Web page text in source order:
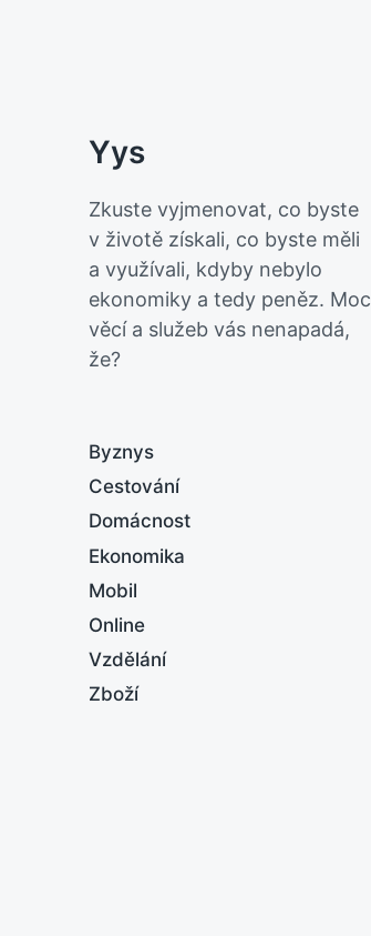
Yys
Zkuste vyjmenovat, co byste
v životě získali, co byste měli
a využívali, kdyby nebylo
ekonomiky a tedy peněz. Moc
věcí a služeb vás nenapadá,
že?
Byznys
Cestování
Domácnost
Ekonomika
Mobil
Online
Vzdělání
Zboží